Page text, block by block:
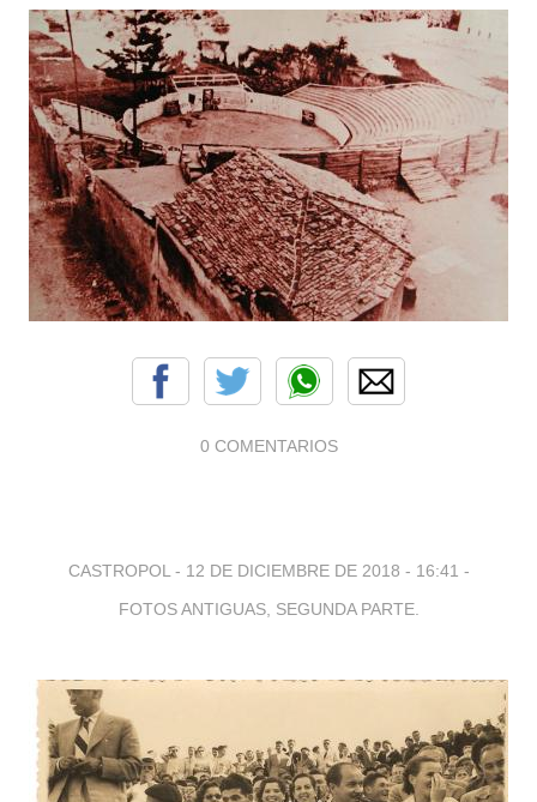
0 COMENTARIOS
CASTROPOL - 12 DE DICIEMBRE DE 2018 - 16:41 -
FOTOS ANTIGUAS, SEGUNDA PARTE.